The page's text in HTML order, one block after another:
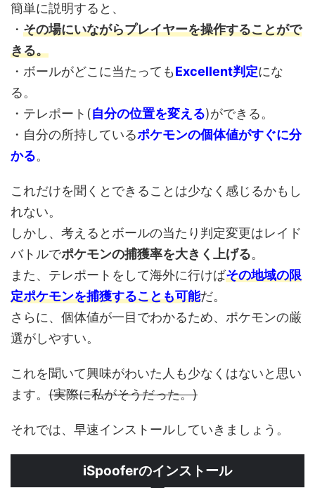
簡単に説明すると、
・ その場にいながらプレイヤーを操作することがで
きる。
・ボールがどこに当たってもExcellent判定にな
る。
・テレポート(自分の位置を変える)ができる。
・自分の所持しているポケモンの個体値がすぐに分
かる。
これだけを聞くとできることは少なく感じるかもし
れない。
しかし、考えるとボールの当たり判定変更はレイド
バトルでポケモンの捕獲率を大きく上げる。
また、テレポートをして海外に行けばその地域の限
定ポケモンを捕獲することも可能だ。
さらに、個体値が一目でわかるため、 ポケモンの厳
選がしやすい。
これを聞いて興味がわいた人も少なくはないと思い
ます。 (実際に私がそうだった。)
それでは、早速インストールしていきましょう。
iSpooferのインストール